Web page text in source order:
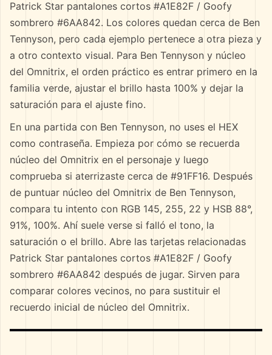
Patrick Star pantalones cortos #A1E82F / Goofy
sombrero #6AA842. Los colores quedan cerca de Ben
Tennyson, pero cada ejemplo pertenece a otra pieza y
a otro contexto visual. Para Ben Tennyson y núcleo
del Omnitrix, el orden práctico es entrar primero en la
familia verde, ajustar el brillo hasta 100% y dejar la
saturación para el ajuste fino.
En una partida con Ben Tennyson, no uses el HEX
como contraseña. Empieza por cómo se recuerda
núcleo del Omnitrix en el personaje y luego
comprueba si aterrizaste cerca de #91FF16. Después
de puntuar núcleo del Omnitrix de Ben Tennyson,
compara tu intento con RGB 145, 255, 22 y HSB 88°,
91%, 100%. Ahí suele verse si falló el tono, la
saturación o el brillo. Abre las tarjetas relacionadas
Patrick Star pantalones cortos #A1E82F / Goofy
sombrero #6AA842 después de jugar. Sirven para
comparar colores vecinos, no para sustituir el
recuerdo inicial de núcleo del Omnitrix.